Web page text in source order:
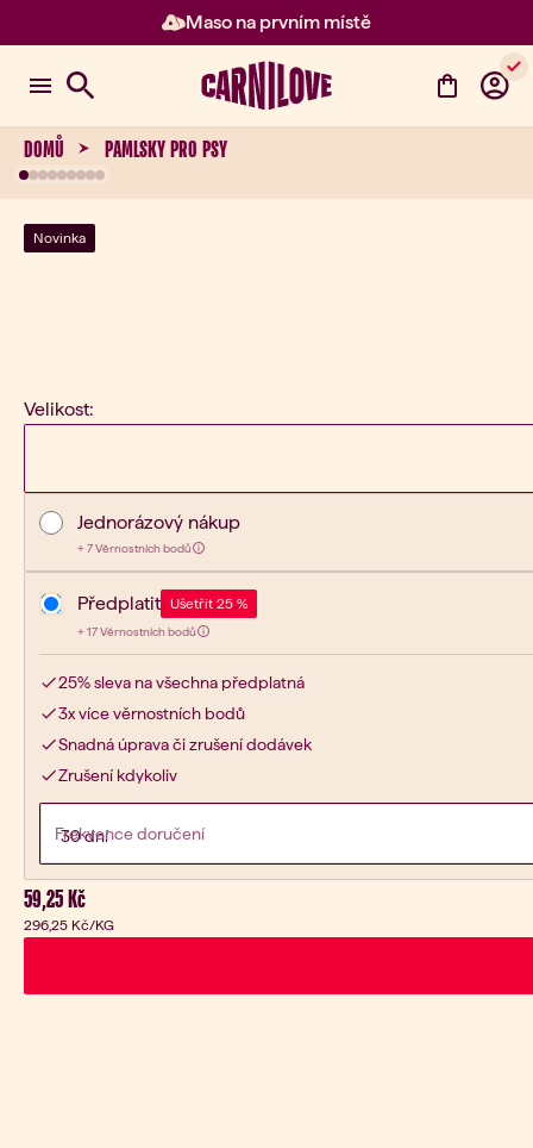
Maso na prvním místě
Položka 2 z 3: Maso na prvním
DOMŮ PAMLSKY PRO PSY
Novinka
Velikost:
Typ nákupu
Jednorázový nákup
Získej:
+77 Věrnostních bodů
Předplatit Ušetřit 25 %
Získej:
+17
17 Věrnostních bodů
25% sleva na všechna předplatná
3x více věrnostních bodů
Snadná úprava či zrušení dodávek
Zrušení kdykoliv
Frekvence doručení
Aktuální cena:
59,25 Kč
296,25 Kč/KG